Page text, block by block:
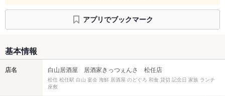
アプリでブックマーク
基本情報
店名 白山居酒屋 居酒家きっつぇんさ 松任店
松任 松任駅 白山 宴会 海鮮 居酒屋 のどぐろ 和食 貸切 記念日 家族 ランチ
座敷